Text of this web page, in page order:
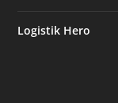
Logistik Hero